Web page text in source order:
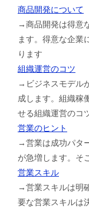
商品開発について
→商品開発は得意
ます。得意な企業
ります
組織運営のコツ
→ビジネスモデル
成します。組織稼
せる組織運営のコ
営業のヒント
→営業は成功パタ
が急増します。そ
営業スキル
→営業スキルは明
要な営業スキルは